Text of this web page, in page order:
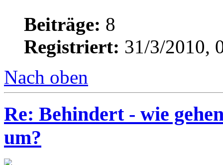
Beiträge: 8
Registriert: 31/3/2010,
Nach oben
Re: Behindert - wie
um?